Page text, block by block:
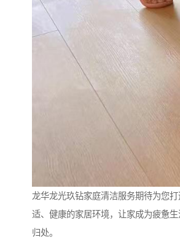
龙华龙光玖钻家庭清洁服务期待为您
适、健康的家居环境，让家成为疲惫
归处。